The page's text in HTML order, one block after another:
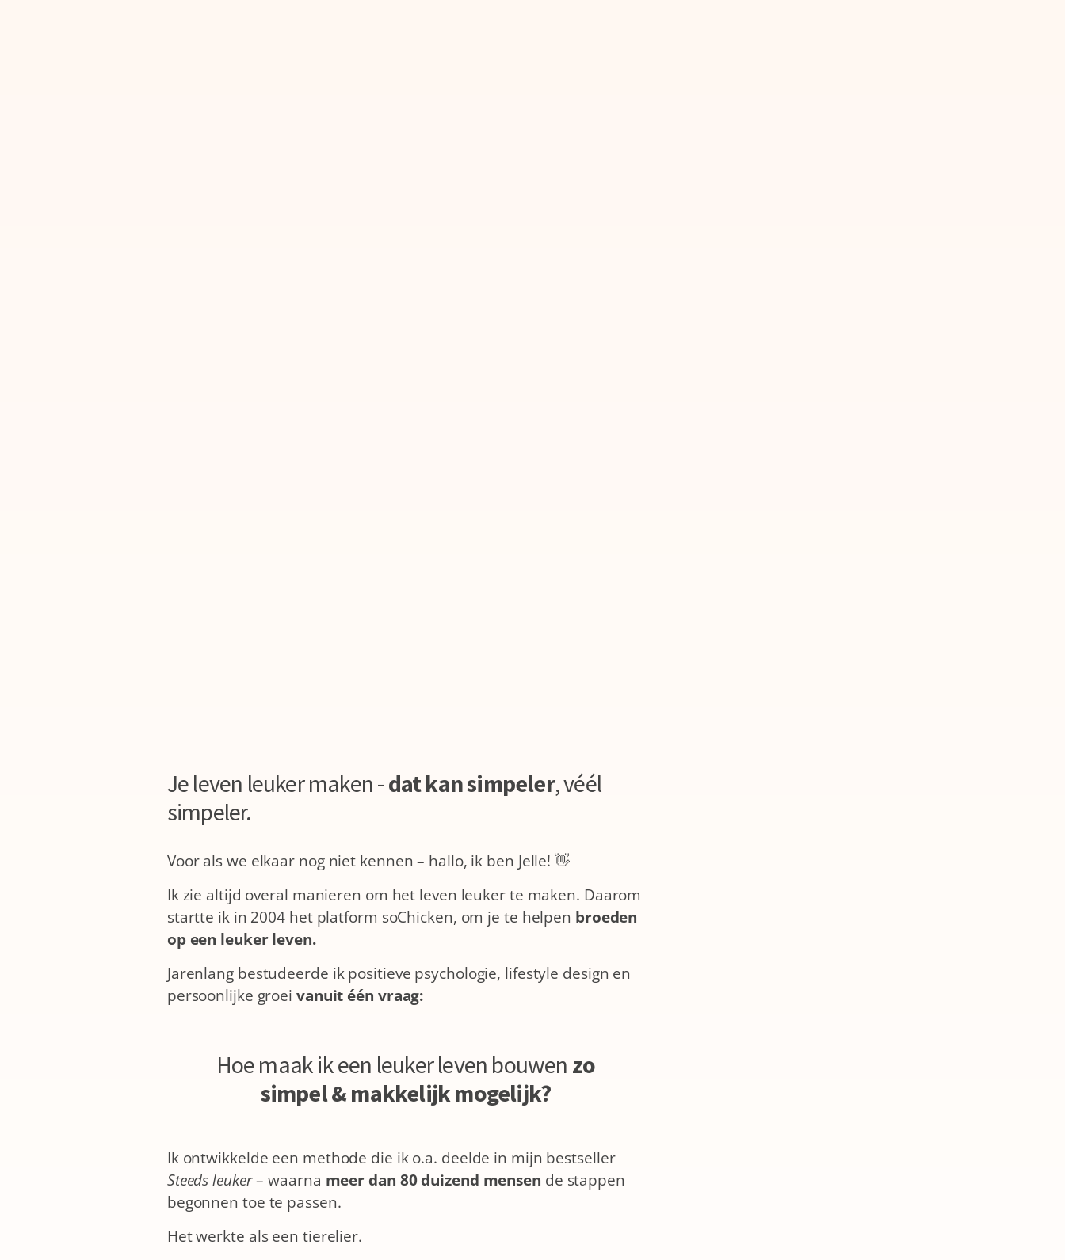
Je leven leuker maken -dat kan simpeler,véél
simpeler.
Voor als we elkaar nog niet kennen – hallo, ik ben Jelle! 👋
Ik zie altijd overal manieren om het leven leuker te maken. Daarom
startte ik in 2004 het platform soChicken, om je te helpen broeden
op een leuker leven.
Jarenlang bestudeerde ik positieve psychologie, lifestyle design en
persoonlijke groei vanuit één vraag:
Hoe maak ik een leuker leven bouwen zo
simpel & makkelijk mogelijk?
Ik ontwikkelde een methode die ik o.a. deelde in mijn bestseller
Steeds leuker– waarna meer dan 80 duizend mensen de stappen
begonnen toe te passen.
Het werkte als een tierelier.